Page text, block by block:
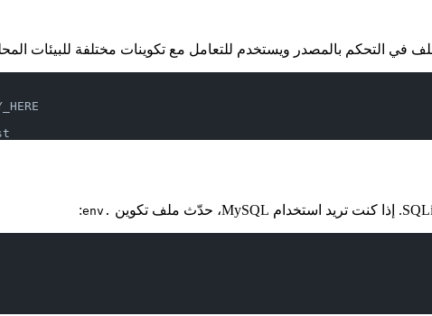
في التحكم بالمصدر ويستخدم للتعامل مع تكوينات مختلفة للبيئات
.env
: